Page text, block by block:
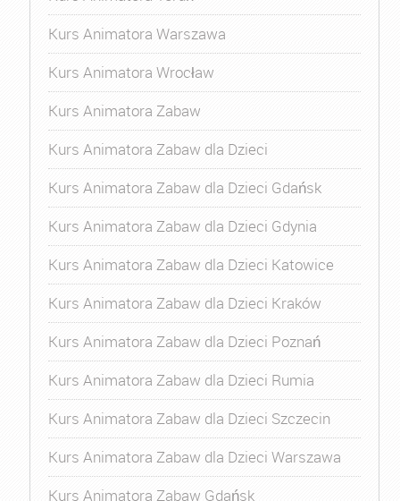
Kurs Animatora Warszawa
Kurs Animatora Wrocław
Kurs Animatora Zabaw
Kurs Animatora Zabaw dla Dzieci
Kurs Animatora Zabaw dla Dzieci Gdańsk
Kurs Animatora Zabaw dla Dzieci Gdynia
Kurs Animatora Zabaw dla Dzieci Katowice
Kurs Animatora Zabaw dla Dzieci Kraków
Kurs Animatora Zabaw dla Dzieci Poznań
Kurs Animatora Zabaw dla Dzieci Rumia
Kurs Animatora Zabaw dla Dzieci Szczecin
Kurs Animatora Zabaw dla Dzieci Warszawa
Kurs Animatora Zabaw Gdańsk